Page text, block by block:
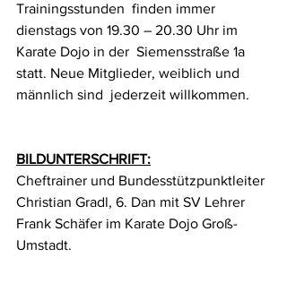
Trainingsstunden  finden immer
dienstags von 19.30 – 20.30 Uhr im
Karate Dojo in der  Siemensstraße 1a
statt. Neue Mitglieder, weiblich und
männlich sind  jederzeit willkommen.
BILDUNTERSCHRIFT:
Cheftrainer und Bundesstützpunktleiter
Christian Gradl, 6. Dan mit SV Lehrer
Frank Schäfer im Karate Dojo Groß-
Umstadt.